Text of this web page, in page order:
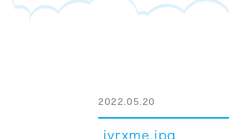
2022.05.20
ivrxme.jpg